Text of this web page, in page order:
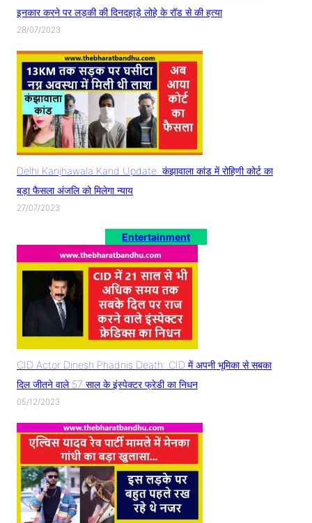
इनकार करने पर लड़की की दिनदहाड़े लोहे के रॉड से की हत्या
28/07/2023
Delhi Kanjhawala Kand Update: कंझावाला कांड में रोहिणी कोर्ट का
बड़ा फैसला अंजलि को मिलेगा न्याय
27/07/2023
Entertainment
CID Actor Dinesh Phadnis Death: CID में अपनी भूमिका से सबका
दिल जीतने वाले 57 साल के इंस्पेक्टर फ्रेडी का निधन
05/12/2023